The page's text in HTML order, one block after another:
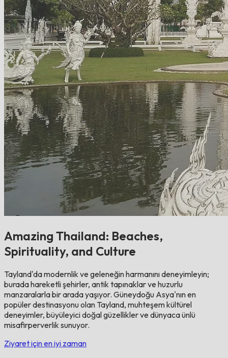
Amazing Thailand: Beaches,
Spirituality, and Culture
Tayland'da modernlik ve geleneğin harmanını deneyimleyin;
burada hareketli şehirler, antik tapınaklar ve huzurlu
manzaralarla bir arada yaşıyor. Güneydoğu Asya'nın en
popüler destinasyonu olan Tayland, muhteşem kültürel
deneyimler, büyüleyici doğal güzellikler ve dünyaca ünlü
misafirperverlik sunuyor.
Ziyaret için en iyi zaman